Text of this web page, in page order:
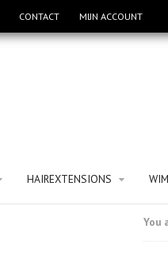
CONTACT MIJN ACCOUNT
HAIREXTENSIONS
You